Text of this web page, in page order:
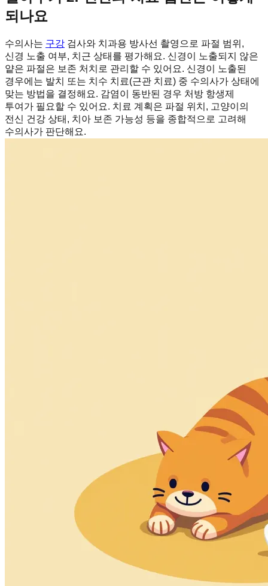
되나요
수의사는 구강 검사와 치과용 방사선 촬영으로 파절 범위,
신경 노출 여부, 치근 상태를 평가해요. 신경이 노출되지 않은
얕은 파절은 보존 처치로 관리할 수 있어요. 신경이 노출된
경우에는 발치 또는 치수 치료(근관 치료) 중 수의사가 상태에
맞는 방법을 결정해요. 감염이 동반된 경우 처방 항생제
투여가 필요할 수 있어요. 치료 계획은 파절 위치, 고양이의
전신 건강 상태, 치아 보존 가능성 등을 종합적으로 고려해
수의사가 판단해요.